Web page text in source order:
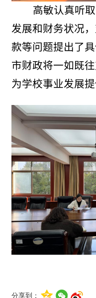
高敏认真听
发展和财务状况
款等问题提出了具
市财政将一如既
为学校事业发展
分享到：